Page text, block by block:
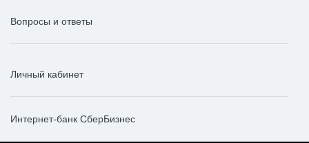
Вопросы и ответы
Личный кабинет
Интернет-банк СберБизнес